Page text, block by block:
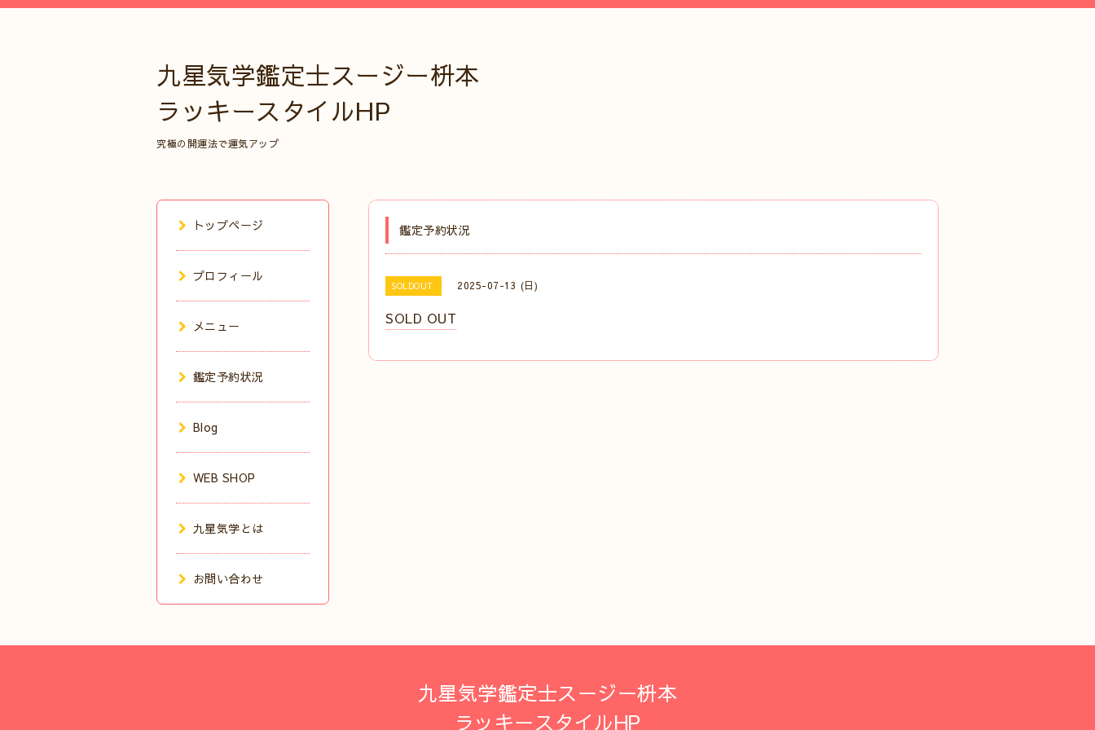
九星気学鑑定士スージー枡本
ラッキースタイルHP
究極の開運法で運気アップ
鑑定予約状況
SOLDOUT 2025-07-13 (日)
SOLD OUT
トップページ
プロフィール
メニュー
鑑定予約状況
Blog
WEB SHOP
九星気学とは
お問い合わせ
九星気学鑑定士スージー枡本
ラッキースタイルHP